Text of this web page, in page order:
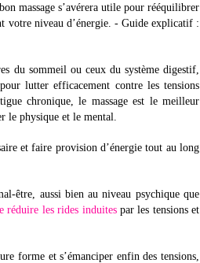
massage s’avérera utile pour rééquilibrer
votre niveau d’énergie. - Guide explicatif :
du sommeil ou ceux du système digestif,
lutter efficacement contre les tensions
chronique, le massage est le meilleur
le physique et le mental.
et faire provision d’énergie tout au long
être, aussi bien au niveau psychique que
réduire les rides induitespar les tensions et
forme et s’émanciper enfin des tensions,